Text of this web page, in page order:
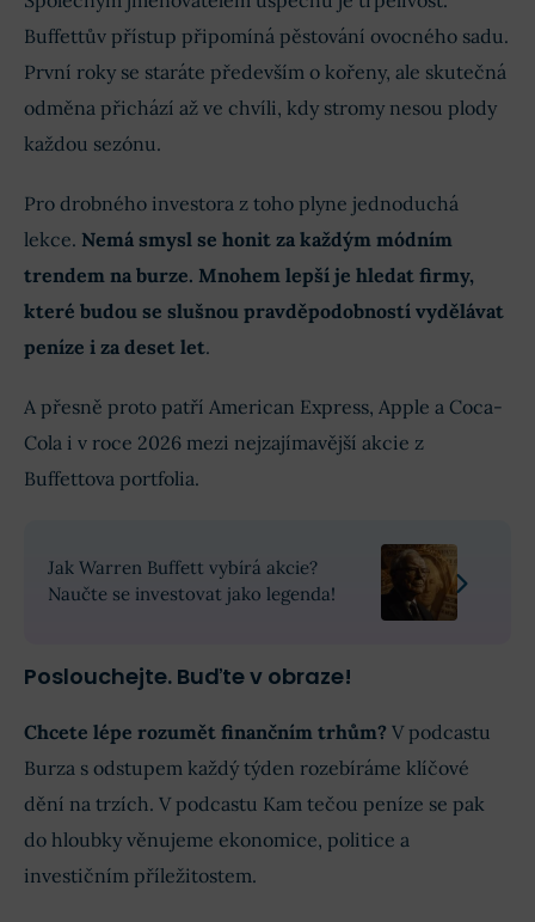
Buffettův přístup připomíná pěstování ovocného sadu.
První roky se staráte především o kořeny, ale skutečná
odměna přichází až ve chvíli, kdy stromy nesou plody
každou sezónu.
Pro drobného investora z toho plyne jednoduchá
lekce. Nemá smysl se honit za každým módním
trendem na burze. Mnohem lepší je hledat firmy,
které budou se slušnou pravděpodobností vydělávat
peníze i za deset let.
A přesně proto patří American Express, Apple a Coca-
Cola i v roce 2026 mezi nejzajímavější akcie z
Buffettova portfolia.
Jak Warren Buffett vybírá akcie?
Naučte se investovat jako legenda!
Poslouchejte. Buďte v obraze!
Chcete lépe rozumět finančním trhům? V podcastu
Burza s odstupem každý týden rozebíráme klíčové
dění na trzích. V podcastu Kam tečou peníze se pak
do hloubky věnujeme ekonomice, politice a
investičním příležitostem.